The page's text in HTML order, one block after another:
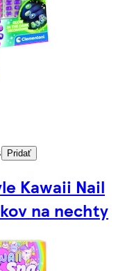
Pridať
Kawaii Nail
na nechty